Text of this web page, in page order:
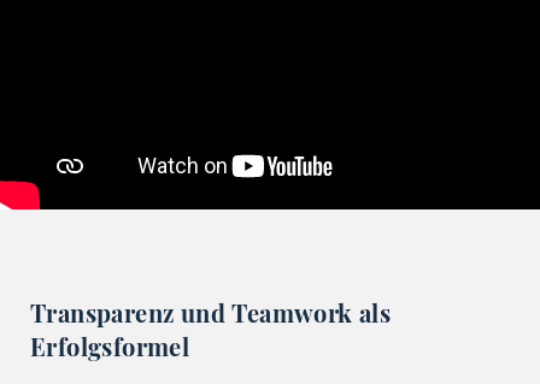
Transparenz und Teamwork als
Erfolgsformel